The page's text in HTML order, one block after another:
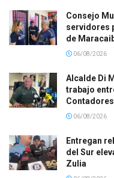
Consejo
servidores
de
06/08/2026
Alcalde Di
trabajo
06/08/2026
Entregan
del Sur
Zulia